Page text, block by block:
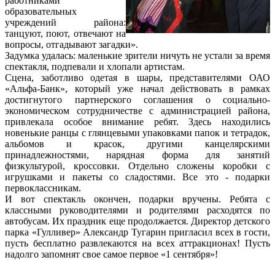
образовательных
учреждений района:
танцуют, поют, отвечают на
вопросы, отгадывают загадки».
Задумка удалась: маленькие зрители ничуть не устали за время
спектакля, подпевали и хлопали артистам.
Сцена, заботливо одетая в шары, представителями ОАО
«Альфа-Банк», который уже начал действовать в рамках
достигнутого партнерского соглашения о социально-
экономическом сотрудничестве с администрацией района,
привлекала особое внимание ребят. Здесь находились
новенькие ранцы с глянцевыми упаковками папок и тетрадок,
альбомов и красок, другими канцелярскими
принадлежностями, нарядная форма для занятий
физкультурой, кроссовки. Отдельно сложены коробки с
игрушками и пакеты со сладостями. Все это - подарки
первоклассникам.
И вот спектакль окончен, подарки вручены. Ребята с
классными руководителями и родителями расходятся по
автобусам. Их праздник еще продолжается. Директор детского
парка «Гулливер» Александр Тугарин пригласил всех в гости,
пусть бесплатно развлекаются на всех аттракционах! Пусть
надолго запомнят свое самое первое «1 сентября»!